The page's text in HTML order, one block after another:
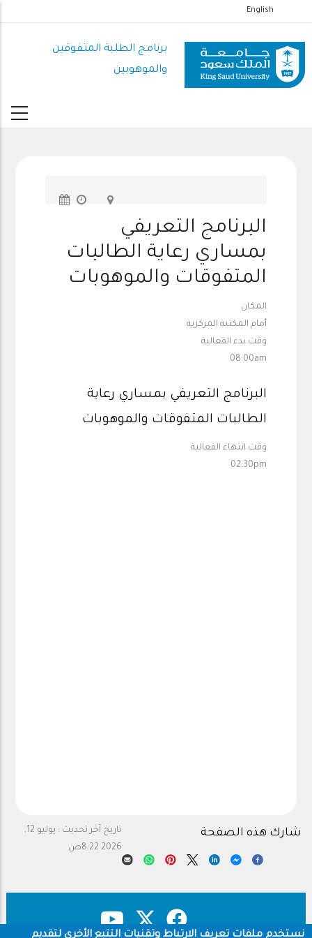
إلى
المحتوى
الرئيسي
English
برنامج الطلبة المتفوقين
والموهوبين
البرنامج التعريفي
بمساري رعاية الطالبات
المتفوقات والموهوبات
المكان
أمام المكتبة المركزية
وقت بدء الفعالية
08:00am
البرنامج التعريفي بمساري رعاية
الطالبات المتفوقات والموهوبات
وقت انتهاء الفعالية
02:30pm
تاريخ آخر تحديث :
يوليو 12,
2026 8:22ص
شارك هذه الصفحة
نستخدم ملفات تعريف الارتباط وتقنيات التتبع الأخرى لتقديم